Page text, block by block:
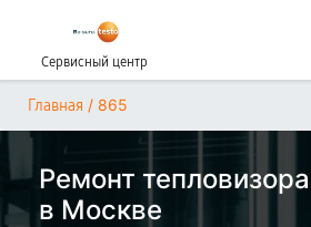
Сервисный центр
Главная / 865
Ремонт
в Москве